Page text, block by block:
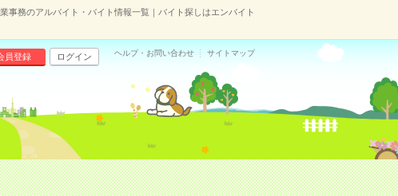
事務のアルバイト・バイト情報一覧｜バイト探しはエンバイト
員登録 ログイン ヘルプ・お問い合わせ サイトマップ